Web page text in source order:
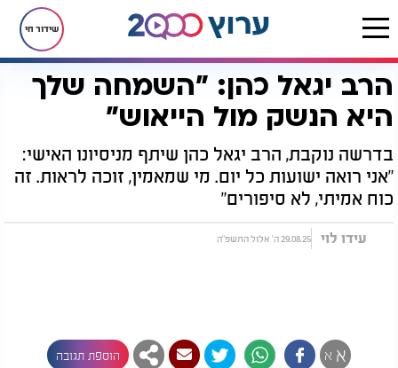
שידור חי
דף הבית יהדות הרב יגאל כהן: "השמחה שלך היא הנשק מול הייאוש"
הרב יגאל כהן: "השמחה שלך
היא הנשק מול הייאוש"
בדרשה נוקבת, הרב יגאל כהן שיתף מניסיונו האישי:
"אני רואה ישועות כל יום. מי שמאמין, זוכה לראות. זה
כוח אמיתי, לא סיפורים"
עידו לוי 29.08.25 ה' אלול התשפ"ה
א א הוספת תגובה